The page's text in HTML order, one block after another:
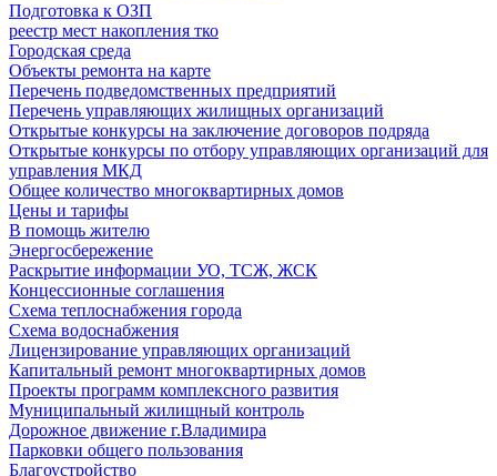
Подготовка к ОЗП
реестр мест накопления тко
Городская среда
Объекты ремонта на карте
Перечень подведомственных предприятий
Перечень управляющих жилищных организаций
Открытые конкурсы на заключение договоров подряда
Открытые конкурсы по отбору управляющих организаций для
управления МКД
Общее количество многоквартирных домов
Цены и тарифы
В помощь жителю
Энергосбережение
Раскрытие информации УО, ТСЖ, ЖСК
Концессионные соглашения
Схема теплоснабжения города
Схема водоснабжения
Лицензирование управляющих организаций
Капитальный ремонт многоквартирных домов
Проекты программ комплексного развития
Муниципальный жилищный контроль
Дорожное движение г.Владимира
Парковки общего пользования
Благоустройство